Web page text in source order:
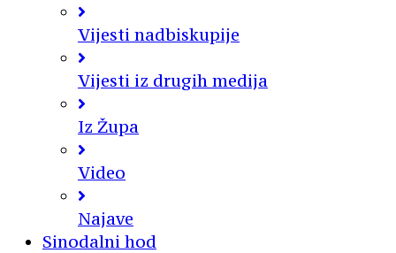
Vijesti nadbiskupije
Vijesti iz drugih medija
Iz Župa
Video
Najave
Sinodalni hod